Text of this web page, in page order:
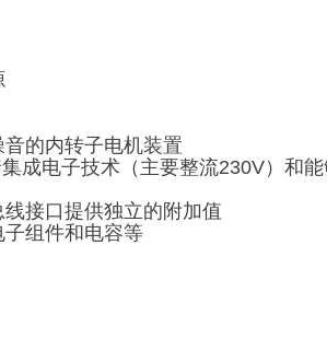
的内转子电机装置
成电子技术（主要整流230V）和
接口提供独立的附加值
组件和电容等